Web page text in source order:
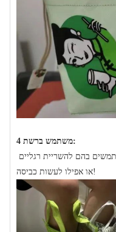
משתמש ברשת 4:
או אפילו לעשות כביסה!